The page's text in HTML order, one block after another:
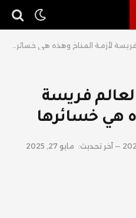
لأزمة المناخ وهذه هي خسائرها
فريسة
هي خسائرها
آخر تحديث: مايو 27, 2025